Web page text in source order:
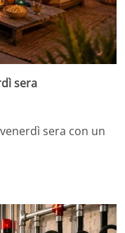
sera
sera con un